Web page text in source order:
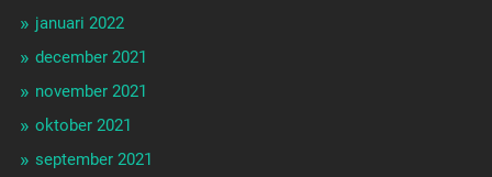
januari 2022
december 2021
november 2021
oktober 2021
september 2021